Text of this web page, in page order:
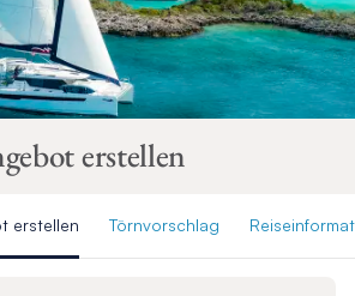
erstellen
erstellen Törnvorschlag